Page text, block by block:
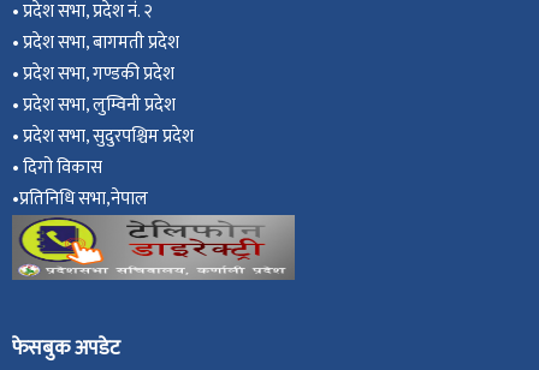
•प्रदेश सभा, प्रदेश नं. २
•प्रदेश सभा, बागमती प्रदेश
•प्रदेश सभा, गण्डकी प्रदेश
•प्रदेश सभा, लुम्विनी प्रदेश
•प्रदेश सभा, सुदुरपश्चिम प्रदेश
•दिगो विकास
•प्रतिनिधि सभा,नेपाल
फेसबुक अपडेट